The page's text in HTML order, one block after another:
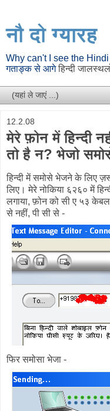
नौ दो ग्यारह
Why can't I see the
गताङ्क से आगेहिन्दी
12.2.08
मेरे फ़ोन में हिन्दी
तो है न? भेजो
हिन्दी में समोसे भेजने के लिए
लिए। मेरे नोकिया ६२६० में
लगाया, फ़ोन को सी ए ५३
से नहीं, पी सी से -
फिर समोसा भेजा -